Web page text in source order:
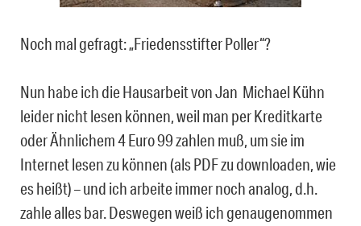
Noch mal gefragt: „Friedensstifter Poller“?
Nun habe ich die Hausarbeit von Jan ­ Michael Kühn
leider nicht lesen können, weil man per Kreditkarte
oder Ähnlichem 4 Euro 99 zahlen muß, um sie im
Internet lesen zu können (als PDF zu downloaden, wie
es heißt) – und ich arbeite immer noch analog, d.h.
zahle alles bar. Deswegen weiß ich genaugenommen